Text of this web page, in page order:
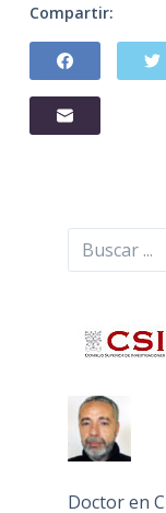
Compartir:
Buscar
Doctor en